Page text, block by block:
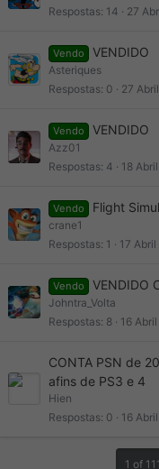
Respostas 14 27
Vendo VENDIDO
Asteriques
Respostas 0 27
Vendo VENDIDO
Azz01
Respostas 4 18
Vendo Flight
crane1
Respostas 1 17
Vendo VENDIDO
Johntra_Volta
Respostas 8 16
CONTA PSN de
afins de PS3 e 4
Hien
Respostas 0 16
1 of 111